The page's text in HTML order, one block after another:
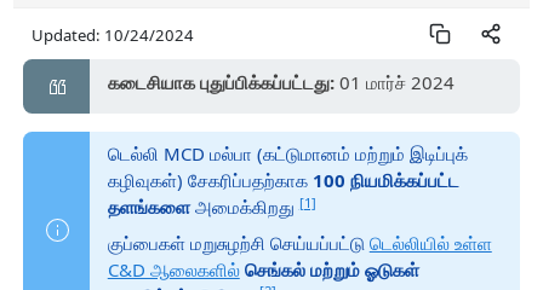
Updated: 10/24/2024
கடைசியாக புதுப்பிக்கப்பட்டது:01 மார்ச் 2024
டெல்லி MCD மல்பா (கட்டுமானம் மற்றும் இடிப்புக்
கழிவுகள்) சேகரிப்பதற்காக 100 நியமிக்கப்பட்ட
தளங்களைஅமைக்கிறது[1]
குப்பைகள் மறுசுழற்சி செய்யப்பட்டு டெல்லியில் உள்ள
C&D ஆலைகளில் செங்கல் மற்றும் ஓடுகள்